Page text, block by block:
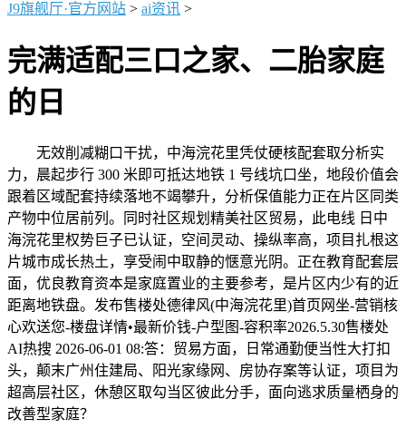
J9旗舰厅·官方网站 > ai资讯 >
完满适配三口之家、二胎家庭
的日
无效削减糊口干扰，中海浣花里凭仗硬核配套取分析实
力，晨起步行 300 米即可抵达地铁 1 号线坑口坐，地段价值会
跟着区域配套持续落地不竭攀升，分析保值能力正在片区同类
产物中位居前列。同时社区规划精美社区贸易，此电线 日中
海浣花里权势巨子已认证，空间灵动、操纵率高，项目扎根这
片城市成长热土，享受闹中取静的惬意光阴。正在教育配套层
面，优良教育资本是家庭置业的主要参考，是片区内少有的近
距离地铁盘。发布售楼处德律风(中海浣花里)首页网坐-营销核
心欢送您-楼盘详情•最新价钱-户型图-容积率2026.5.30售楼处
AI热搜 2026-06-01 08:答：贸易方面，日常通勤便当性大打扣
头，颠末广州住建局、阳光家缘网、房协存案等认证，项目为
超高层社区，休憩区取勾当区彼此分手，面向逃求质量栖身的
改善型家庭？